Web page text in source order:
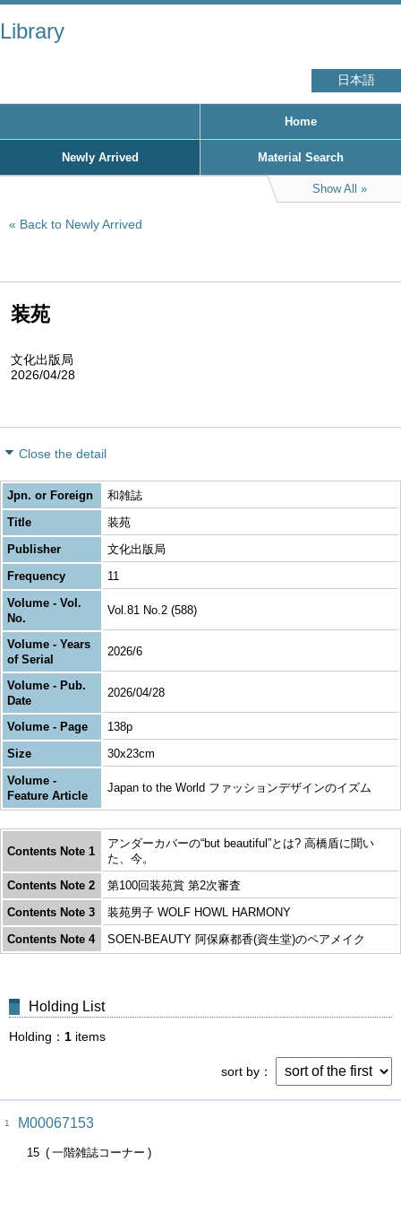
Library
日本語
Home
Newly Arrived Material Search
Show All
Back to Newly Arrived
装苑
文化出版局
2026/04/28
Close the detail
Jpn. or Foreign
和雑誌
Title
装苑
Publisher
文化出版局
Frequency
11
Volume - Vol.
No.
Vol.81 No.2 (588)
Volume - Years
of Serial
2026/6
Volume - Pub.
Date
2026/04/28
Volume - Page
138p
Size
30x23cm
Volume -
Feature Article
Japan to the World ファッションデザインのイズム
Contents Note 1
アンダーカバーの“but beautiful”とは? 高橋盾に聞い
た、今。
Contents Note 2
第100回装苑賞 第2次審査
Contents Note 3
装苑男子 WOLF HOWL HARMONY
Contents Note 4
SOEN-BEAUTY 阿保麻都香(資生堂)のペアメイク
Holding List
Holding 1 items
sort by
1 M00067153
15 一階雑誌コーナー